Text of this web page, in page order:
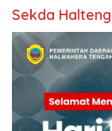
Sekda Halteng